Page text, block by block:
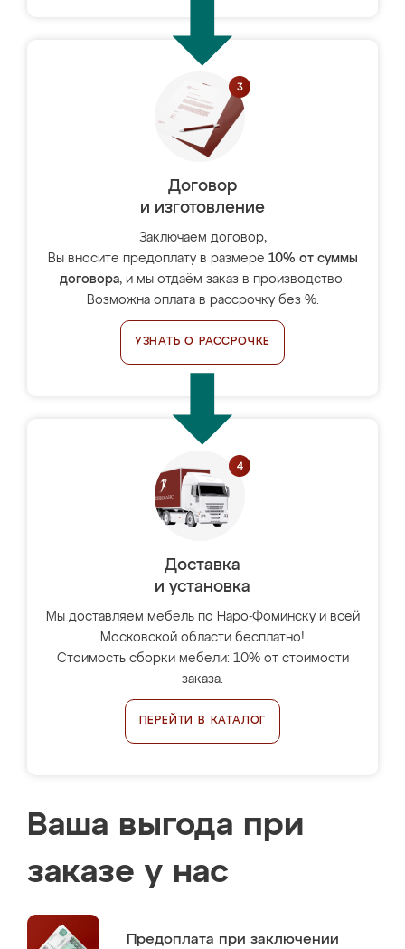
Договор
и изготовление
Заключаем договор,
Вы вносите предоплату в размере 10% от суммы
договора, и мы отдаём заказ в производство.
Возможна оплата в рассрочку без %.
УЗНАТЬ О РАССРОЧКЕ
Доставка
и установка
Мы доставляем мебель по Наро-Фоминску и всей
Московской области бесплатно!
Стоимость сборки мебели: 10% от стоимости
заказа.
ПЕРЕЙТИ В КАТАЛОГ
Ваша выгода при
заказе у нас
Предоплата при заключении